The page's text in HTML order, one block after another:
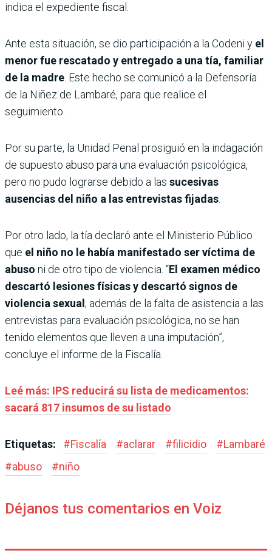
indica el expediente fiscal.
Ante esta situación, se dio participación a la Codeni y el
menor fue rescatado y entregado a una tía, familiar
de la madre . Este hecho se comunicó a la Defensoría
de la Niñez de Lambaré, para que realice el
seguimiento.
Por su parte, la Unidad Penal prosiguió en la indagación
de supuesto abuso para una evaluación psicológica,
pero no pudo lograrse debido a las sucesivas
ausencias del niño a las entrevistas fijadas
Por otro lado, la tía declaró ante el Ministerio Público
que el niño no le había manifestado ser víctima de
abuso ni de otro tipo de violencia. “El examen médico
descartó lesiones físicas y descartó signos de
violencia sexual ; además de la falta de asistencia a las
entrevistas para evaluación psicológica, no se han
tenido elementos que lleven a una imputación”,
concluye el informe de la Fiscalía.
Leé más: IPS reducirá su lista de medicamentos:
sacará 817 insumos de su listado
Etiquetas: #Fiscalía #aclarar #filicidio #Lambaré
#abuso #niño
Déjanos tus comentarios en Voiz